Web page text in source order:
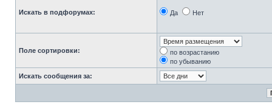
Искать в подфорумах: Да Нет
Поле сортировки:
по возрастанию
по убыванию
Искать сообщения за: